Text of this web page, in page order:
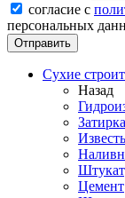
согласие с
персональных
Сухие
Назад
Затирка
Известь
Цемент